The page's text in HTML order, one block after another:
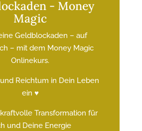
- Money
Magic
Geldblockaden – auf
– mit dem Money Magic
Onlinekurs.
Reichtum in Dein Leben
ein ♥
Transformation für
und Deine Energie